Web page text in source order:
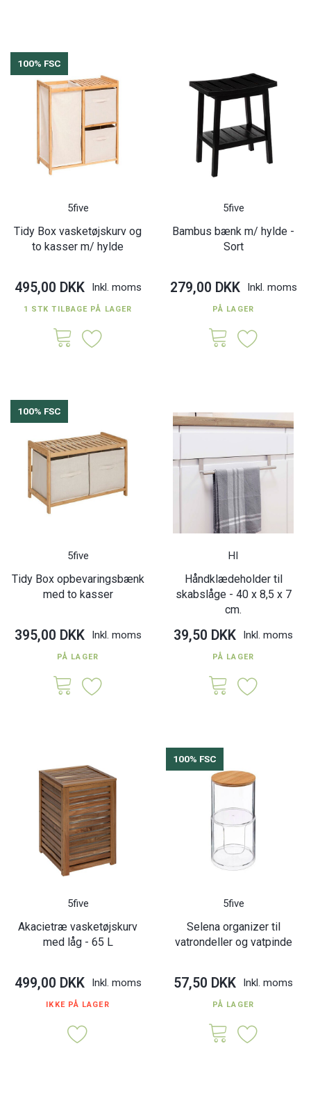
100% FSC
5five
Tidy Box vasketøjskurv og
to kasser m/ hylde
495,00 DKK Inkl. moms
1 STK TILBAGE PÅ LAGER
5five
Bambus bænk m/ hylde -
Sort
279,00 DKK Inkl. moms
PÅ LAGER
100% FSC
5five
Tidy Box opbevaringsbænk
med to kasser
395,00 DKK Inkl. moms
PÅ LAGER
HI
Håndklædeholder til
skabslåge - 40 x 8,5 x 7
cm.
39,50 DKK Inkl. moms
PÅ LAGER
5five
Akacietræ vasketøjskurv
med låg - 65 L
499,00 DKK Inkl. moms
IKKE PÅ LAGER
100% FSC
5five
Selena organizer til
vatrondeller og vatpinde
57,50 DKK Inkl. moms
PÅ LAGER